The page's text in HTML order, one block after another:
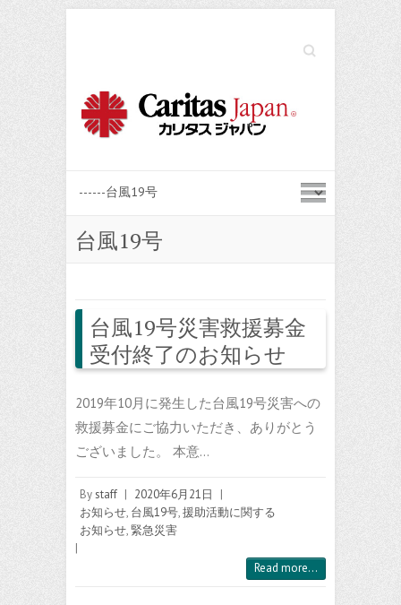
Search
台風19号
台風19号災害救援募金
受付終了のお知らせ
2019年10月に発生した台風19号災害への
救援募金にご協力いただき、ありがとう
ございました。 本意…
Bystaff | 2020年6月21日
|
お知らせ, 台風19号,援助活動に関する
お知らせ,緊急災害
|
Read more...